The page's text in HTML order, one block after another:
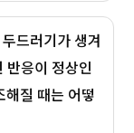
드러기가 생겨
반응이 정상인
해질 때는 어떻